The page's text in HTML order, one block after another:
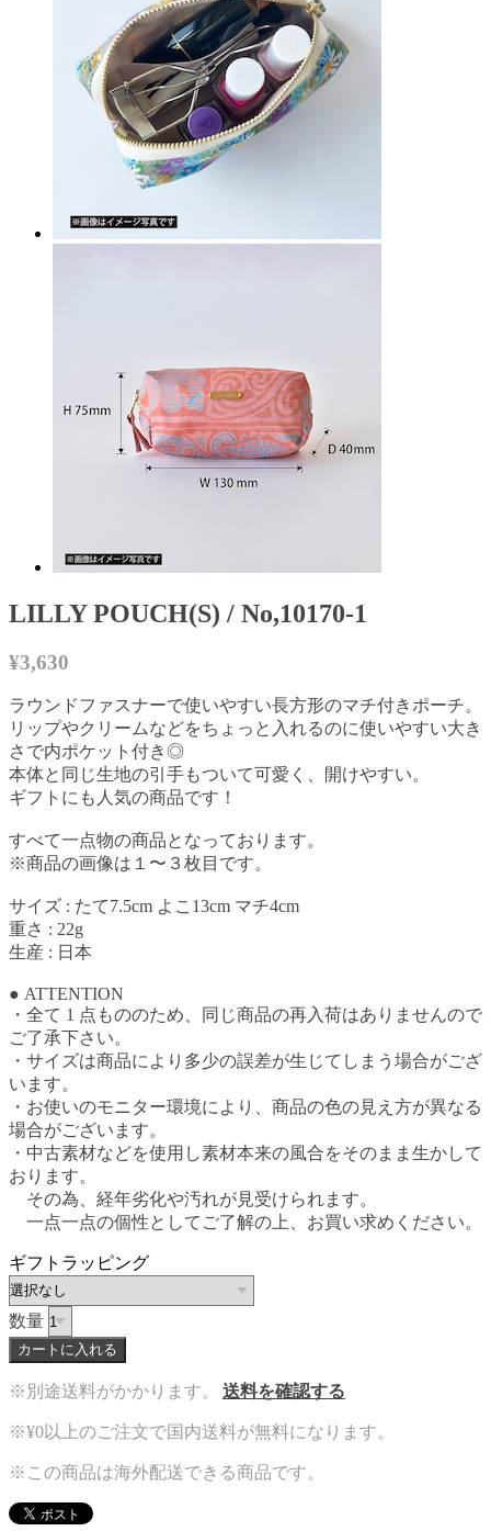
LILLY POUCH(S) / No,10170-1
¥3,630
ラウンドファスナーで使いやすい長方形のマチ付きポーチ。
リップやクリームなどをちょっと入れるのに使いやすい大き
さで内ポケット付き◎
本体と同じ生地の引手もついて可愛く、開けやすい。
ギフトにも人気の商品です！
すべて一点物の商品となっております。
※商品の画像は１〜３枚目です。
サイズ : たて7.5cm よこ13cm マチ4cm
重さ : 22g
生産 : 日本
● ATTENTION
・全て 1 点もののため、同じ商品の再入荷はありませんので
ご了承下さい。
・サイズは商品により多少の誤差が生じてしまう場合がござ
います。
・お使いのモニター環境により、商品の色の見え方が異なる
場合がございます。
・中古素材などを使用し素材本来の風合をそのまま生かして
おります。
その為、経年劣化や汚れが見受けられます。
一点一点の個性としてご了解の上、お買い求めください。
ギフトラッピング
数量
カートに入れる
※別途送料がかかります。 送料を確認する
※¥0以上のご注文で国内送料が無料になります。
※この商品は海外配送できる商品です。